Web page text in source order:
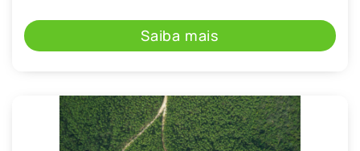
Saiba mais